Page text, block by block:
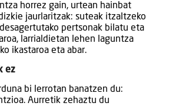
horrez gain, urtean hainbat
jaurlaritzak: suteak itzaltzeko
pertsonak bilatu eta
larrialdietan lehen laguntza
ikastaroa eta abar.
ez
bi lerrotan banatzen du:
Aurretik zehaztu du